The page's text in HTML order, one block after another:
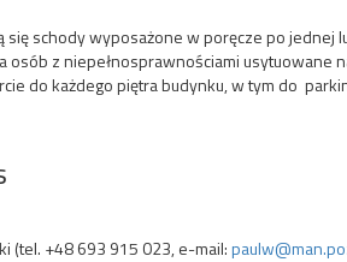
schody wyposażone w poręcze po jednej
z niepełnosprawnościami usytuowane
do każdego piętra budynku, w tym do
(tel. +48 693 915 023, e-mail: